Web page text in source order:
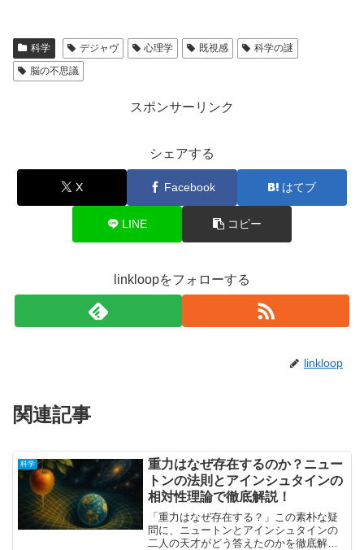
科学 デジャヴ 心理学 既視感
科学の謎
脳の不思議
スポンサーリンク
シェアする
X Facebook はてブ
LINE コピー
linkloopをフォローする
linkloop
関連記事
科学
重力はなぜ存在するのか？ニュー
トンの法則とアインシュタインの
相対性理論で徹底解説！
「重力はなぜ存在する？」この素朴な疑
問に、ニュートンとアインシュタインの
二人の天才がどう答えたのかを徹底解